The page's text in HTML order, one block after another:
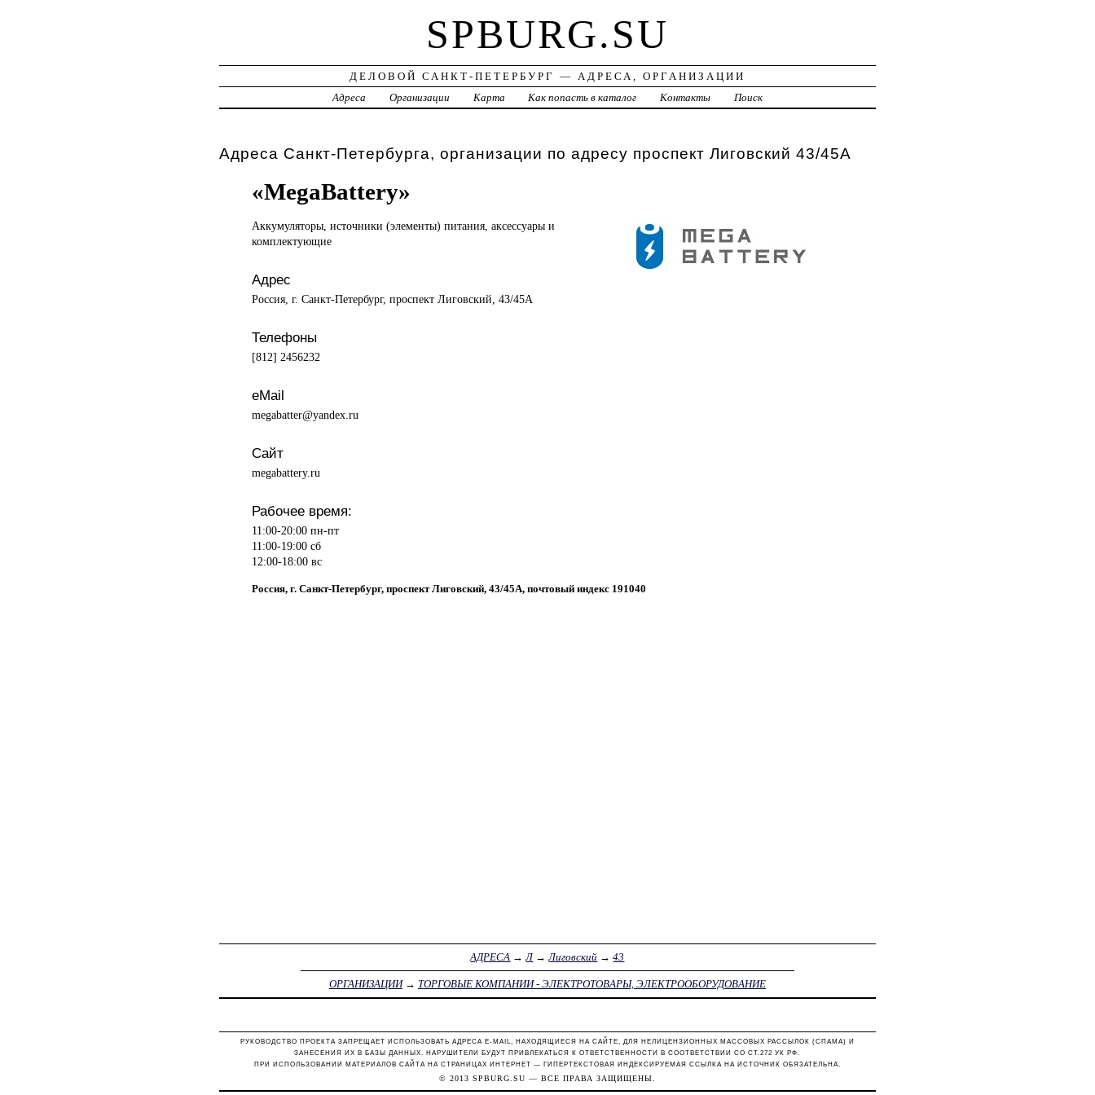
SPBURG.SU
ДЕЛОВОЙ САНКТ-ПЕТЕРБУРГ — АДРЕСА, ОРГАНИЗАЦИИ
Адреса
Организации Карта Как попасть в каталог Контакты Поиск
Адреса Санкт-Петербурга, организации по адресу проспект Лиговский 43/45А
«MegaBattery»
Аккумуляторы, источники (элементы) питания, аксессуары и
комплектующие
Адрес
Россия, г. Санкт-Петербург, проспект Лиговский, 43/45А
Телефоны
[812] 2456232
eMail
megabatter@yandex.ru
Сайт
megabattery.ru
Рабочее время:
11:00-20:00 пн-пт
11:00-19:00 сб
12:00-18:00 вс
Россия, г. Санкт-Петербург, проспект Лиговский, 43/45А, почтовый индекс 191040
АДРЕСА →Л→Лиговский →43
ОРГАНИЗАЦИИ→ ТОРГОВЫЕ КОМПАНИИ - ЭЛЕКТРОТОВАРЫ, ЭЛЕКТРООБОРУДОВАНИЕ
РУКОВОДСТВО ПРОЕКТА ЗАПРЕЩАЕТ ИСПОЛЬЗОВАТЬ АДРЕСА E-MAIL, НАХОДЯЩИЕСЯ НА САЙТЕ, ДЛЯ НЕЛИЦЕНЗИОННЫХ МАССОВЫХ РАССЫЛОК (СПАМА) И
ЗАНЕСЕНИЯ ИХ В БАЗЫ ДАННЫХ. НАРУШИТЕЛИ БУДУТ ПРИВЛЕКАТЬСЯ К ОТВЕТСТВЕННОСТИ В СООТВЕТСТВИИ СО СТ.272 УК РФ.
ПРИ ИСПОЛЬЗОВАНИИ МАТЕРИАЛОВ САЙТА НА СТРАНИЦАХ ИНТЕРНЕТ — ГИПЕРТЕКСТОВАЯ ИНДЕКСИРУЕМАЯ ССЫЛКА НА ИСТОЧНИК ОБЯЗАТЕЛЬНА.
© 2013 SPBURG.SU — ВСЕ ПРАВА ЗАЩИЩЕНЫ.